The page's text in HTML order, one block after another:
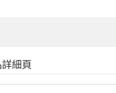
細頁